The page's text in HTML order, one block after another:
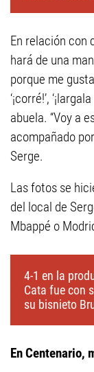
En relación con
hará de una
porque me
‘¡corré!’,
abuela. “Voy a
acompañado
Serge.
Las fotos se
del local de
Mbappé o
4-1 en la
Cata fue con
su bisnieto
En Centenario,